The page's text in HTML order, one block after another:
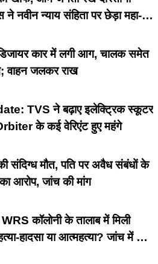
ने नवीन न्याय संहिता पर छेड़ा महा-
कार में लगी आग, चालक समेत
वाहन जलकर राख
TVS ने बढ़ाए इलेक्ट्रिक स्कूटर
के कई वेरिएंट हुए महंगे
संदिग्ध मौत, पति पर अवैध संबंधों के
आरोप, जांच की मांग
कॉलोनी के तालाब में मिली
हादसा या आत्महत्या? जांच में जुटी